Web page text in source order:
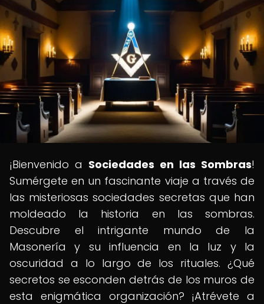
¡Bienvenido a Sociedades en las Sombras!
Sumérgete en un fascinante viaje a través de
las misteriosas sociedades secretas que han
moldeado la historia en las sombras.
Descubre el intrigante mundo de la
Masonería y su influencia en la luz y la
oscuridad a lo largo de los rituales. ¿Qué
secretos se esconden detrás de los muros de
esta enigmática organización? ¡Atrévete a